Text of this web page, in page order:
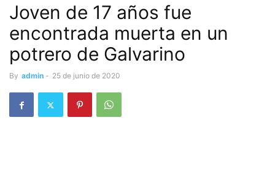
Joven de 17 años fue
encontrada muerta en un
potrero de Galvarino
By admin - 25 de junio de 2020